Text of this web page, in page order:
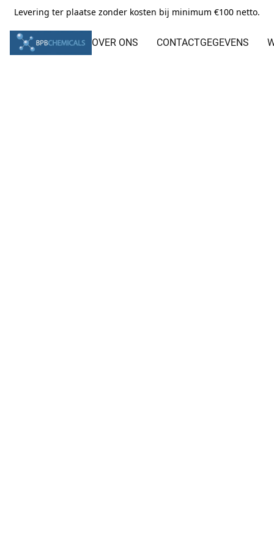
Levering ter plaatse zonder kosten bij minimum €100 netto.
OVER ONS CONTACTGEGEVENS